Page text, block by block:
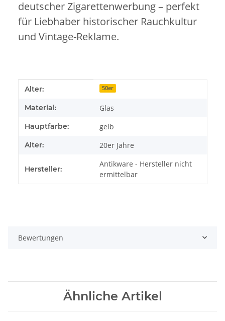
deutscher Zigarettenwerbung – perfekt
für Liebhaber historischer Rauchkultur
und Vintage-Reklame.
Produkteigenschaft
Wert
Alter: 50er
Material: Glas
Hauptfarbe: gelb
Alter: 20er Jahre
Hersteller:
Antikware - Hersteller nicht
ermittelbar
Bewertungen
Ähnliche Artikel